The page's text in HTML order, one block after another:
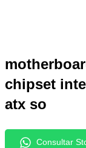
chipset
atx so
Consultar